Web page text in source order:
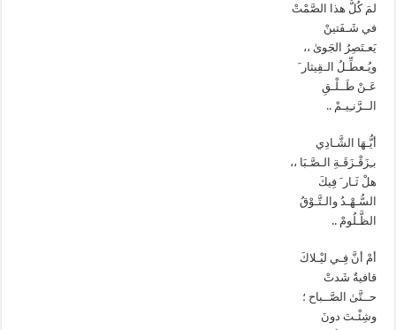
لمَ كُلُّ هذا الصَّمْتْ
في شَـفَتينْ
يَعـتَصِرُ الجَوىٰ ،،
ويُـعطِّـلُ الـقِيثار َ
عَـنْ طَــلْـقِ
الــرَّنـِيـمْ ..
أيُّـهَا الشَّـادِي
بـِزَقْـزَقَـةِ الـصَّـبَا ،،
هلْ ثَـار َ فِيكَ
السُّـهْـدُ والـتَّـوْقُ
الظَّـلُومْ ..
أمْ أنَّ فِـي ليْـلاكَ
قافيةٌ شَدتْ
حــتَّىٰ الصَّــباح ؛
وشِئْـتَ دونَ